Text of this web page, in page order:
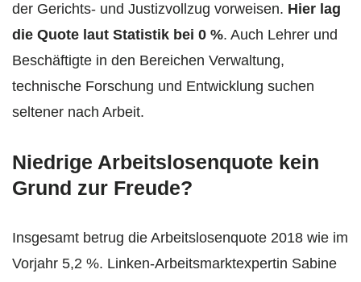
der Gerichts- und Justizvollzug vorweisen. Hier lag
die Quote laut Statistik bei 0 %. Auch Lehrer und
Beschäftigte in den Bereichen Verwaltung,
technische Forschung und Entwicklung suchen
seltener nach Arbeit.
Niedrige Arbeitslosenquote kein
Grund zur Freude?
Insgesamt betrug die Arbeitslosenquote 2018 wie im
Vorjahr 5,2 %. Linken-Arbeitsmarktexpertin Sabine